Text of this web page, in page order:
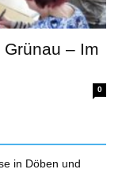
– Im
0
in Döben und